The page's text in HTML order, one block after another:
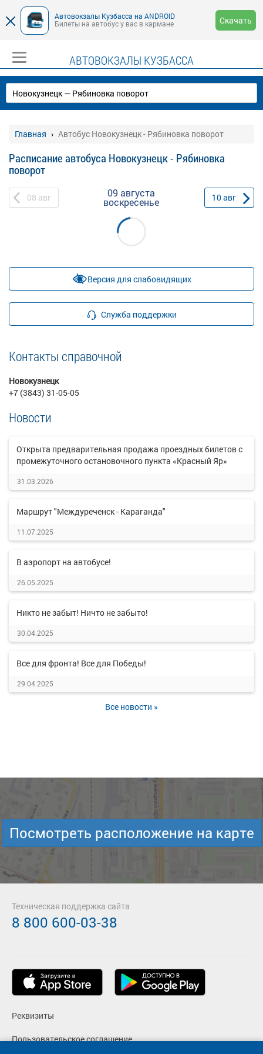
Автовокзалы Кузбасса на ANDROID
Билеты на автобус у вас в кармане
Скачать
АВТОВОКЗАЛЫ КУЗБАССА
Главная Автобус Новокузнецк - Рябиновка поворот
Расписание автобуса Новокузнецк - Рябиновка
поворот
08 авг 09 августа
воскресенье 10авг
Версия для слабовидящих
Служба поддержки
Контакты справочной
Новокузнецк
+7 (3843) 31-05-05
Новости
Открыта предварительная продажа проездных билетов с
промежуточного остановочного пункта «Красный Яр»
31.03.2026
Маршрут "Междуреченск - Караганда"
11.07.2025
В аэропорт на автобусе!
26.05.2025
Никто не забыт! Ничто не забыто!
30.04.2025
Все для фронта! Все для Победы!
29.04.2025
Все новости »
Посмотреть расположение на карте
Реквизиты
Пользовательское соглашение
Техническая поддержка сайта
8 800 600-03-38